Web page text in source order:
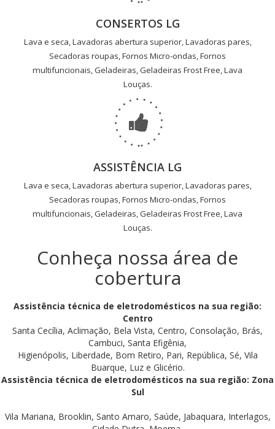
CONSERTOS LG
Lava e seca, Lavadoras abertura superior, Lavadoras pares,
Secadoras roupas, Fornos Micro-ondas, Fornos
multifuncionais, Geladeiras, Geladeiras Frost Free, Lava
Louças.
ASSISTÊNCIA LG
Lava e seca, Lavadoras abertura superior, Lavadoras pares,
Secadoras roupas, Fornos Micro-ondas, Fornos
multifuncionais, Geladeiras, Geladeiras Frost Free, Lava
Louças.
Conheça nossa área de
cobertura
Assistência técnica de eletrodomésticos na sua região:
Centro
Santa Cecília, Aclimação, Bela Vista, Centro, Consolação, Brás,
Cambuci, Santa Efigênia,
Higienópolis, Liberdade, Bom Retiro, Pari, República, Sé, Vila
Buarque, Luz e Glicério.
Assistência técnica de eletrodomésticos na sua região: Zona
Sul
Vila Mariana, Brooklin, Santo Amaro, Saúde, Jabaquara, Interlagos,